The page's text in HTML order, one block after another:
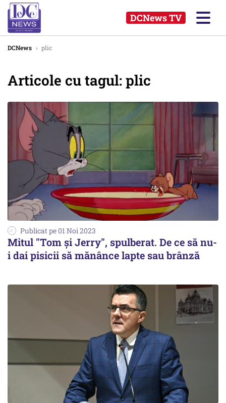
DCNews TV
DCNews › plic
Articole cu tagul: plic
Publicat pe 01 Noi 2023
Mitul "Tom și Jerry", spulberat. De ce să nu-
i dai pisicii să mănânce lapte sau brânză